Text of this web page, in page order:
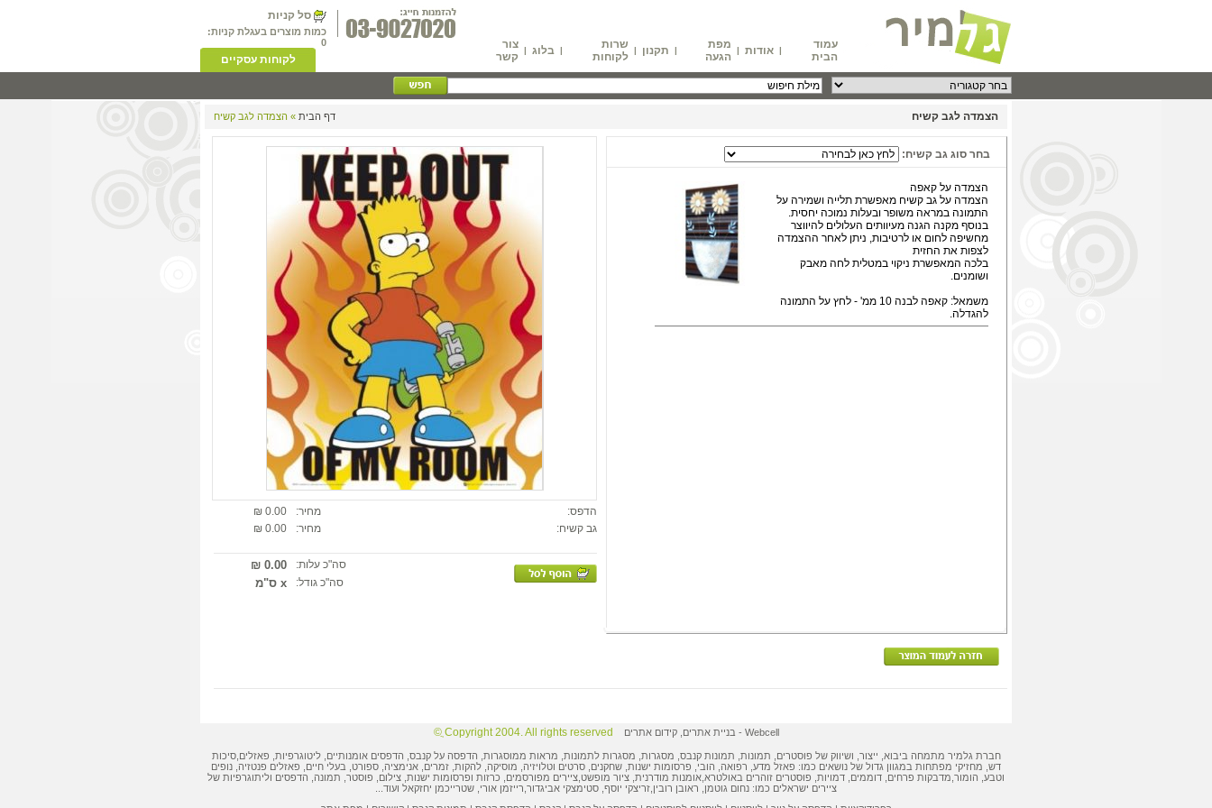
עמוד
הבית
| אודות |
מפת
הגעה
| תקנון |
שרות
לקוחות
| בלוג | צור
קשר
סל קניות
כמות מוצרים בעגלת קניות:
0
לקוחות עסקיים
הצמדה לגב קשיח דף הבית » הצמדה לגב קשיח
בחר סוג גב קשיח:
הצמדה על קאפה
הצמדה על גב קשיח מאפשרת תלייה ושמירה על
התמונה במראה משופר ובעלות נמוכה יחסית.
בנוסף מקנה הגנה מעיוותים העלולים להיווצר
מחשיפה לחום או לרטיבות, ניתן לאחר ההצמדה
לצפות את החזית
בלכה המאפשרת ניקוי במטלית לחה מאבק
ושומנים.
משמאל: קאפה לבנה 10 ממ' - לחץ על התמונה
להגדלה.
הדפס: מחיר:
0.00 ₪
גב קשיח:
מחיר: 0.00 ₪
סה"כ עלות: 0.00 ₪
סה"כ גודל: x ס"מ
Webcell
- בניית אתרים ,קידום אתרים Copyright 2004. All rights reserved ֲ©
חברת גלמיר מתמחה ביבוא, ייצור, ושיווק של פוסטרים תמונות , תמונות קנבס, מסגרות, מסגרות לתמונות , מראות ממוסגרות, הדפסה על קנבס הדפסים אומנותיים ,ליטוגרפיות פאזלים ,סיכות
דש מחזיקי מפתחות במגוון גדול של נושאים כמו: פאזל מדע, רפואה, הובי, פרסומות ישנות , שחקנים, סרטים וטלויזיה, מוסיקה, להקות, זמרים, אנימציה, ספורט, בעלי חיים, פאזלים פנטזיה, נופים
וטבע, הומור, מדבקות פרחים, דוממים, דמויות, פוסטרים זוהרים באולטרא, אומנות מודרנית ציור מופשט ציירים מפורסמים כרזות ופרסומות ישנות, צילום, פוסטר, תמונה, הדפסים וליתוגרפיות של
ציירים ישראלים כמו: נחום גוטמן ראובן רובין זריצקי יוסף סטימצקי אביגדור רייזמן אורי שטרייכמן יחזקאל ועוד...